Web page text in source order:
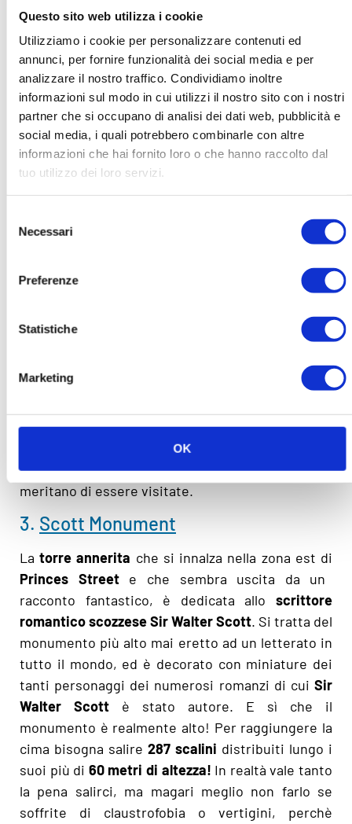
Questo sito web utilizza i cookie
Utilizziamo i cookie per personalizzare contenuti ed
annunci, per fornire funzionalità dei social media e per
analizzare il nostro traffico. Condividiamo inoltre
informazioni sul modo in cui utilizzi il nostro sito con i nostri
partner che si occupano di analisi dei dati web, pubblicità e
social media, i quali potrebbero combinarle con altre
informazioni che hai fornito loro o che hanno raccolto dal
tuo utilizzo dei loro servizi.
delNecessari
Preferenze
Statistiche
Marketing
OK
gratuito.
Galleria Nazionale di Scozia, The Mound. Fonte: Klaus
2. Accademia Reale Scozzese (Royal
Proprio di fronte alla Galleria Nazionale di Scozia,
Reale Scozzese. Con un nome così altisonante,
potrebbe quasi sembrare inaspettato il fatto che
si tratta di una galleria di arte contemporanea,
collegare con la Royal Accademy di Londra. Anche
Galleria Nazionale, e spesso i due palazzi, essendo
uno di fronte all’altro, vengono confusi tra di loro,
ma hanno una funzione diversa ed entrambe
meritano di essere visitate.
3. Scott Monument
La torre annerita che si innalza nella zona est di
Princes Streete che sembra uscita da un
racconto fantastico, è dedicata allo scrittore
romantico scozzese Sir Walter Scott. Si tratta del
monumento più alto mai eretto ad un letterato in
tutto il mondo, ed è decorato con miniature dei
tanti personaggi dei numerosi romanzi di cui Sir
Walter Scott è stato autore. E sì che il
monumento è realmente alto! Per raggiungere la
cima bisogna salire 287 scalini distribuiti lungo i
suoi più di 60 metri di altezza! In realtà vale tanto
la pena salirci, ma magari meglio non farlo se
soffrite di claustrofobia o vertigini, perchè